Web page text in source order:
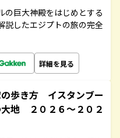
の巨大神殿をはじめとする
説したエジプトの旅の完全
詳細を見る
歩き方 イスタンブー
地 ２０２６～２０２